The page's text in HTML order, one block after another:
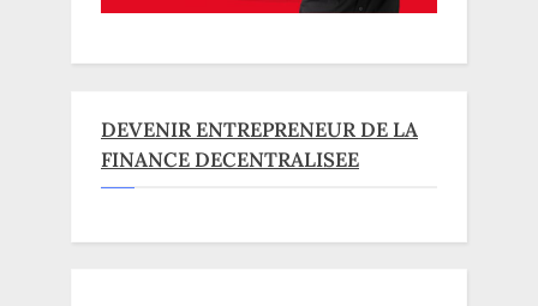
DEVENIR ENTREPRENEUR DE LA
FINANCE DECENTRALISEE